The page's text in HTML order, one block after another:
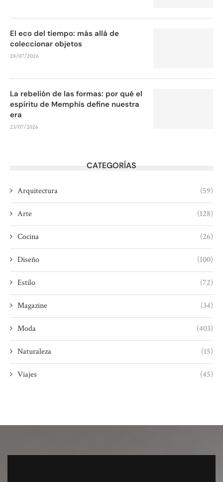
El eco del tiempo: más allá de
coleccionar objetos
28/07/2026
La rebelión de las formas: por qué el
espíritu de Memphis define nuestra
era
23/07/2026
CATEGORÍAS
Arquitectura (59)
Arte (128)
Cocina (26)
Diseño (100)
Estilo (72)
Magazine (34)
Moda (403)
Naturaleza (15)
Viajes (45)